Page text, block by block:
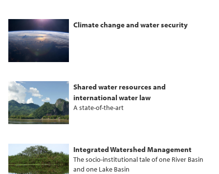
Climate change and water security
Shared water resources and
international water law
A state-of-the-art
Integrated Watershed Management
The socio-institutional tale of one River Basin
and one Lake Basin